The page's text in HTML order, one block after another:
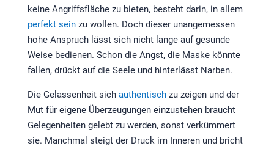
keine Angriffsfläche zu bieten, besteht darin, in allem
perfekt seinzu wollen. Doch dieser unangemessen
hohe Anspruch lässt sich nicht lange auf gesunde
Weise bedienen. Schon die Angst, die Maske könnte
fallen, drückt auf die Seele und hinterlässt Narben.
Die Gelassenheit sich authentischzu zeigen und der
Mut für eigene Überzeugungen einzustehen braucht
Gelegenheiten gelebt zu werden, sonst verkümmert
sie. Manchmal steigt der Druck im Inneren und bricht